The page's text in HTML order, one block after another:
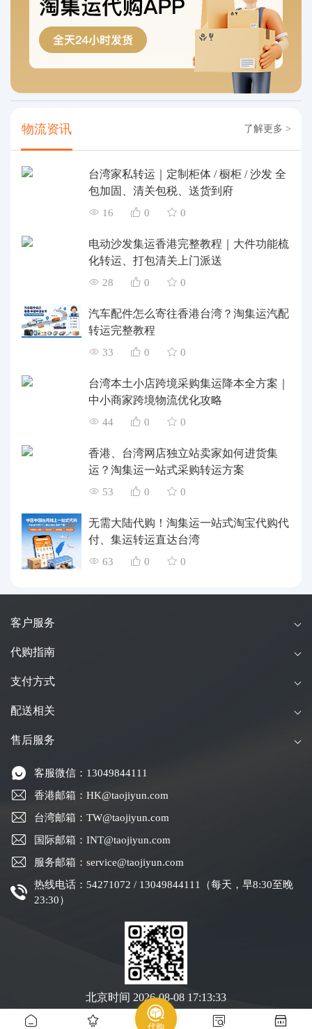
代购
物流资讯 了解更多 >
台湾家私转运｜定制柜体 / 橱柜 / 沙发 全
包加固、清关包税、送货到府
16 0 0
电动沙发集运香港完整教程｜大件功能梳
化转运、打包清关上门派送
28 0 0
汽车配件怎么寄往香港台湾？淘集运汽配
转运完整教程
33 0 0
台湾本土小店跨境采购集运降本全方案｜
中小商家跨境物流优化攻略
44 0 0
香港、台湾网店独立站卖家如何进货集
运？淘集运一站式采购转运方案
53 0 0
无需大陆代购！淘集运一站式淘宝代购代
付、集运转运直达台湾
63 0 0
客户服务
代购指南
支付方式
配送相关
售后服务
客服微信：13049844111
香港邮箱：HK@taojiyun.com
台湾邮箱：TW@taojiyun.com
国际邮箱：INT@taojiyun.com
服务邮箱：service@taojiyun.com
热线电话：54271072 / 13049844111（每天，早8:30至晚
23:30）
北京时间 2026-08-08 17:13:34